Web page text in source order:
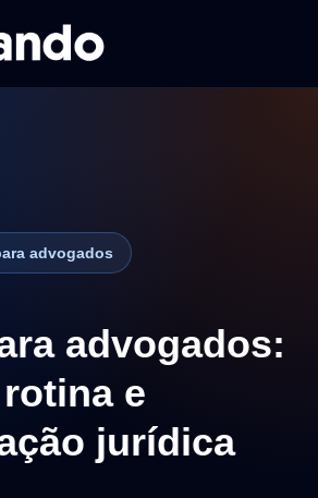
advogados
advogados:
e
jurídica